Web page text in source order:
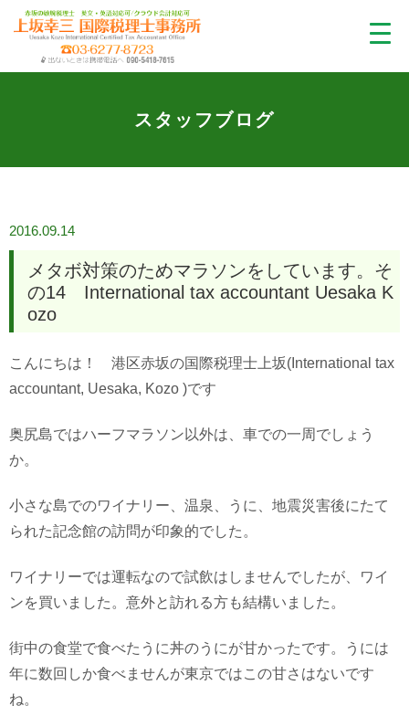
スタッフブログ
2016.09.14
メタボ対策のためマラソンをしています。そ
の14 International tax accountant Uesaka K
ozo
こんにちは！ 港区赤坂の国際税理士上坂(International tax
accountant, Uesaka, Kozo )です
奥尻島ではハーフマラソン以外は、車での一周でしょう
か。
小さな島でのワイナリー、温泉、うに、地震災害後にたて
られた記念館の訪問が印象的でした。
ワイナリーでは運転なので試飲はしませんでしたが、ワイ
ンを買いました。意外と訪れる方も結構いました。
街中の食堂で食べたうに丼のうにが甘かったです。うには
年に数回しか食べませんが東京ではこの甘さはないです
ね。